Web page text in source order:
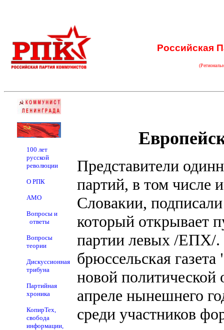
Российская
100 лет
русской
революции
О РПК
АМО
Вопросы и
ответы
Вопросы
теории
Дискуссионная
трибуна
Партийная
хроника
КопирТех,
свобода
информации,
Представители
партий, в том числе
Словакии,
который открывает
партии левых /ЕПХ/.
брюссельская
новой политической
апреле нынешнего
среди участников